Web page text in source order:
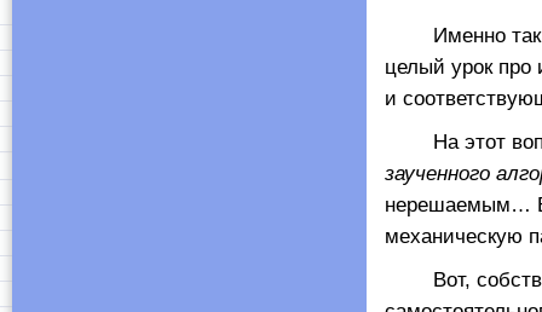
Именно так
целый урок
и
На этот
заученного
нерешаемым…
механическую
Вот,